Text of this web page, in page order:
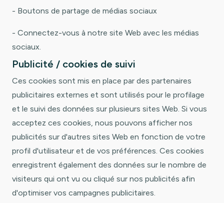
- Boutons de partage de médias sociaux
- Connectez-vous à notre site Web avec les médias
sociaux.
Publicité / cookies de suivi
Ces cookies sont mis en place par des partenaires
publicitaires externes et sont utilisés pour le profilage
et le suivi des données sur plusieurs sites Web. Si vous
acceptez ces cookies, nous pouvons afficher nos
publicités sur d'autres sites Web en fonction de votre
profil d'utilisateur et de vos préférences. Ces cookies
enregistrent également des données sur le nombre de
visiteurs qui ont vu ou cliqué sur nos publicités afin
d'optimiser vos campagnes publicitaires.